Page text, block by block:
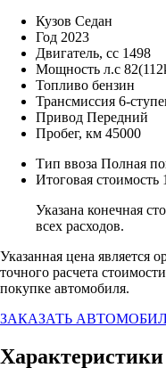
Кузов Седан
Год 2023
Двигатель, cc 1498
Мощность л.c
Топливо бензин
Трансмиссия 6-
Привод Передний
Пробег, км 45000
Тип ввоза Полная
Итоговая стоимость
Указана конечная
всех расходов.
Указанная цена является
точного расчета
покупке автомобиля.
ЗАКАЗАТЬ